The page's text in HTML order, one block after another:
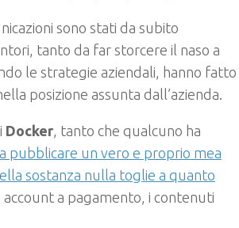
sono stati da subito
tanto da far storcere il naso a
le strategie aziendali, hanno fatto
posizione assunta dall’azienda.
Docker, tanto che qualcuno ha
pubblicare un vero e proprio mea
sostanza nulla toglie a quanto
account a pagamento, i contenuti